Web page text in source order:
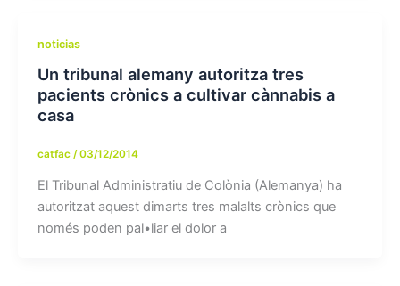
noticias
Un tribunal alemany autoritza tres
pacients crònics a cultivar cànnabis a
casa
catfac /03/12/2014
El Tribunal Administratiu de Colònia (Alemanya) ha
autoritzat aquest dimarts tres malalts crònics que
només poden pal•liar el dolor a